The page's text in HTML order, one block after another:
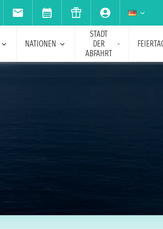
NATIONEN
STADT
DER
ABFAHRT